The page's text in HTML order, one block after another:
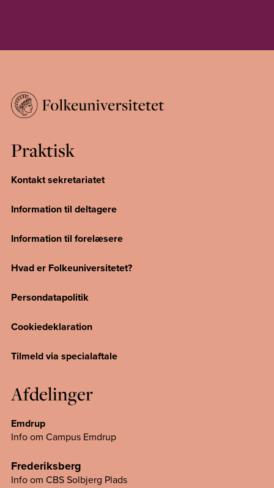
Praktisk
Kontakt sekretariatet
Information til deltagere
Information til forelæsere
Hvad er Folkeuniversitetet?
Persondatapolitik
Cookiedeklaration
Tilmeld via specialaftale
Afdelinger
Emdrup
Info om Campus Emdrup
Frederiksberg
Info om CBS Solbjerg Plads